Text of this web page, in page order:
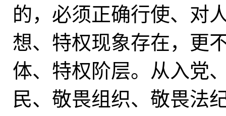
的，必须正确行使、对
想、特权现象存在，更
体、特权阶层。从入党
民、敬畏组织、敬畏法